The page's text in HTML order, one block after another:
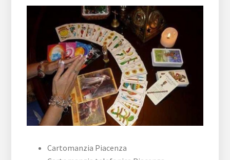
Cartomanzia Piacenza